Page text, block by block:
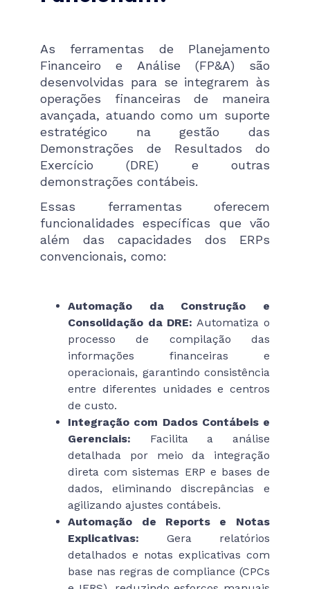
As ferramentas de Planejamento
Financeiro e Análise (FP&A) são
desenvolvidas para se integrarem às
operações financeiras de maneira
avançada, atuando como um suporte
estratégico na gestão das
Demonstrações de Resultados do
Exercício (DRE) e outras
demonstrações contábeis.
Essas ferramentas oferecem
funcionalidades específicas que vão
além das capacidades dos ERPs
convencionais, como:
Automação da Construção e
Consolidação da DRE:Automatiza o
processo de compilação das
informações financeiras e
operacionais, garantindo consistência
entre diferentes unidades e centros
de custo.
Integração com Dados Contábeis e
Gerenciais: Facilita a análise
detalhada por meio da integração
direta com sistemas ERP e bases de
dados, eliminando discrepâncias e
agilizando ajustes contábeis.
Automação de Reports e Notas
Explicativas: Gera relatórios
detalhados e notas explicativas com
base nas regras de compliance (CPCs